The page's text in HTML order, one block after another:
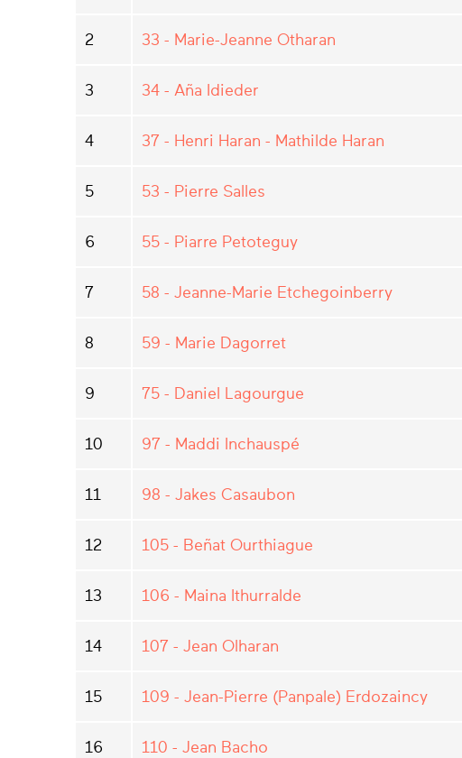
2 33 - Marie-Jeanne Otharan
3 34 - Aña Idieder
4 37 - Henri Haran - Mathilde Haran
5 53 - Pierre Salles
6 55 - Piarre Petoteguy
7 58 - Jeanne-Marie Etchegoinberry
8 59 - Marie Dagorret
9 75 - Daniel Lagourgue
10 97 - Maddi Inchauspé
11 98 - Jakes Casaubon
12 105 - Beñat Ourthiague
13 106 - Maina Ithurralde
14 107 - Jean Olharan
15 109 - Jean-Pierre (Panpale) Erdozaincy
16 110 - Jean Bacho